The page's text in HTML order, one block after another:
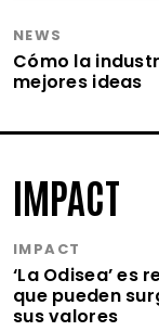
NEWS
Cómo la
mejores ideas
IMPACT
IMPACT
‘La Odisea’
que pueden
sus valores